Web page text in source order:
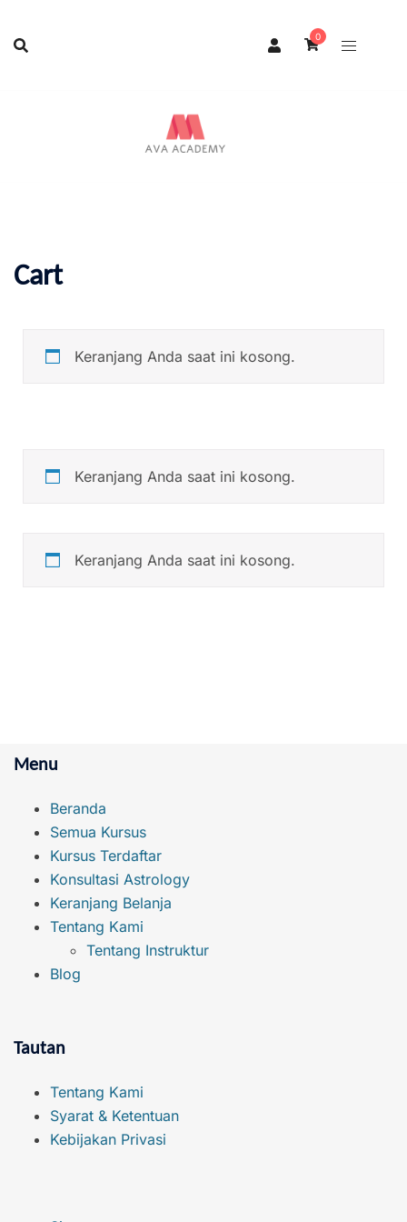
0
Cart
Keranjang Anda saat ini kosong.
Keranjang Anda saat ini kosong.
Keranjang Anda saat ini kosong.
Menu
Beranda
Semua Kursus
Kursus Terdaftar
Konsultasi Astrology
Keranjang Belanja
Tentang Kami
Tentang Instruktur
Blog
Tautan
Tentang Kami
Syarat & Ketentuan
Kebijakan Privasi